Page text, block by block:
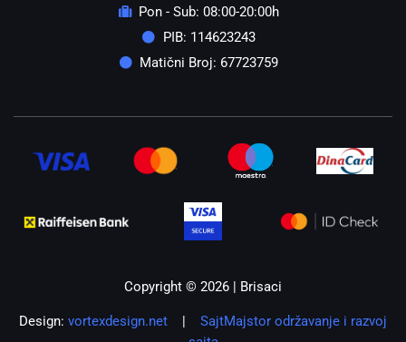
Pon - Sub: 08:00-20:00h
PIB: 114623243
Matični Broj: 67723759
Copyright © 2026 | Brisaci
Design: vortexdesign.net | SajtMajstor održavanje i razvoj